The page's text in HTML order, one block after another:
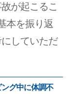
が起こるこ
本を振り返
していただ
グ中に体調不